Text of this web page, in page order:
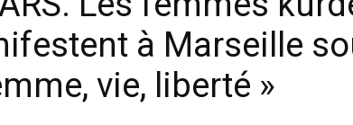
à Marseille
vie, liberté »